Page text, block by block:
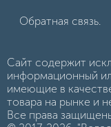
Обратная связь.
Сайт содержит
информационный
имеющие в
товара на рынке и
Все права